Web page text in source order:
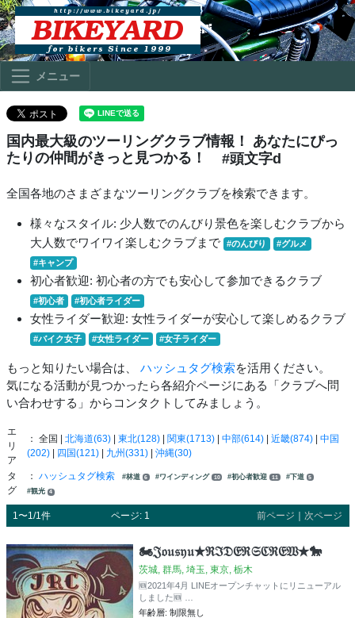
メニュー
国内最大級のツーリングクラブ情報！ あなたにぴっ
たりの仲間がきっと見つかる！
#頭文字d
全国各地のさまざまなツーリングクラブを検索できます。
様々なスタイル: 少人数でのんびり景色を楽しむクラブから
大人数でワイワイ楽しむクラブまで
#のんびり
#グルメ
#キャンプ
初心者歓迎: 初心者の方でも安心して参加できるクラブ
#初心者 #初心者ライダー
女性ライダー歓迎: 女性ライダーが安心して楽しめるクラブ
#バイク女子 #女性ライダー #女子ライダー
もっと知りたい場合は、 ハッシュタグ検索を活用ください。
気になる活動が見つかったら各紹介ページにある「クラブへ問
い合わせする」からコンタクトしてみましょう。
エ
リ
ア
： 全国 | 北海道(63)| 東北(128)| 関東(1713)| 中部(614)| 近畿(874)| 中国
(202)| 四国(121)| 九州(331)| 沖縄(30)
タ
グ
： ハッシュタグ検索 #林道 6 #ワインディング 10 #初心者歓迎 11 #下道 5
#観光 4
1〜1/1件 ページ: 1 前ページ 次ページ
🏍️𝔍𝔬𝔲𝔰𝔶𝔲★ℜℑ𝔇𝔈ℜ𝔖ℭℜ𝔈𝔚★🐎
茨城, 群馬, 埼玉, 東京, 栃木
🆕2021年4月 LINEオープンチャットにリニューアル
しました🆕 …
年齢層: 制限無し